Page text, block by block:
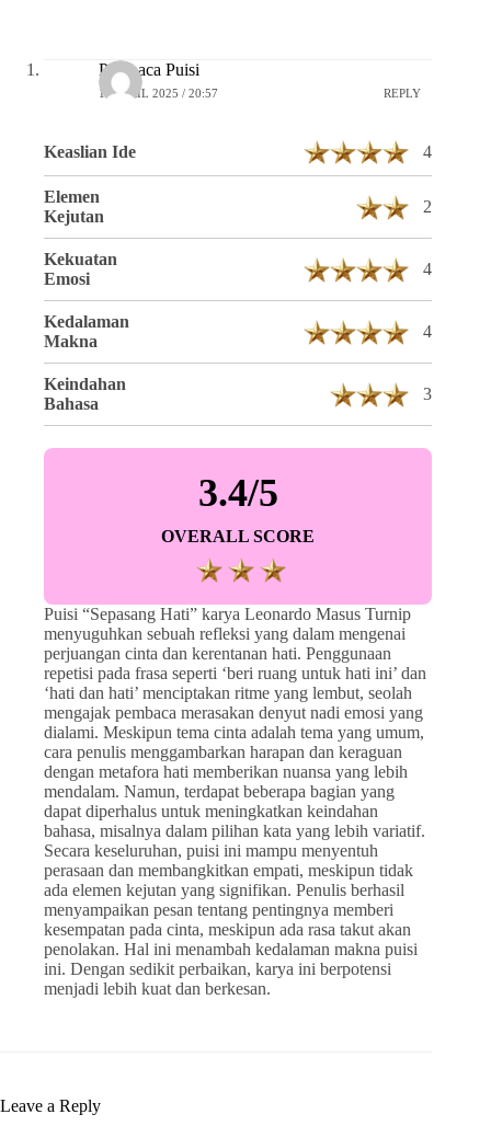
Pembaca Puisi
16 APRIL 2025 / 20:57 REPLY
Keaslian Ide 4
Elemen
Kejutan
2
Kekuatan
Emosi
4
Kedalaman
Makna
4
Keindahan
Bahasa
3
3.4/5
OVERALL SCORE
Puisi “Sepasang Hati” karya Leonardo Masus Turnip
menyuguhkan sebuah refleksi yang dalam mengenai
perjuangan cinta dan kerentanan hati. Penggunaan
repetisi pada frasa seperti ‘beri ruang untuk hati ini’ dan
‘hati dan hati’ menciptakan ritme yang lembut, seolah
mengajak pembaca merasakan denyut nadi emosi yang
dialami. Meskipun tema cinta adalah tema yang umum,
cara penulis menggambarkan harapan dan keraguan
dengan metafora hati memberikan nuansa yang lebih
mendalam. Namun, terdapat beberapa bagian yang
dapat diperhalus untuk meningkatkan keindahan
bahasa, misalnya dalam pilihan kata yang lebih variatif.
Secara keseluruhan, puisi ini mampu menyentuh
perasaan dan membangkitkan empati, meskipun tidak
ada elemen kejutan yang signifikan. Penulis berhasil
menyampaikan pesan tentang pentingnya memberi
kesempatan pada cinta, meskipun ada rasa takut akan
penolakan. Hal ini menambah kedalaman makna puisi
ini. Dengan sedikit perbaikan, karya ini berpotensi
menjadi lebih kuat dan berkesan.
Leave a Reply